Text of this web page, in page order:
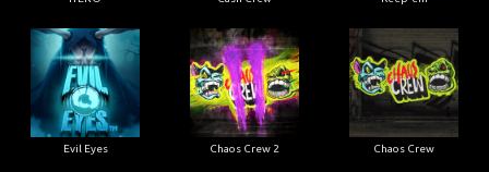
Evil Eyes Chaos Crew 2 Chaos Crew